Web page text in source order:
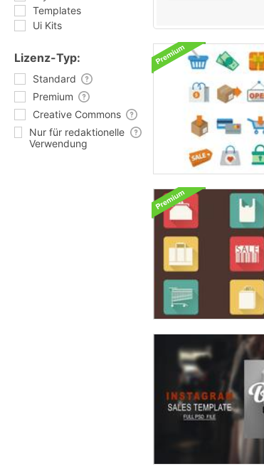
Templates
Ui Kits
Lizenz-Typ:
Standard
Premium
Creative Commons
Nur für redaktionelle
Verwendung